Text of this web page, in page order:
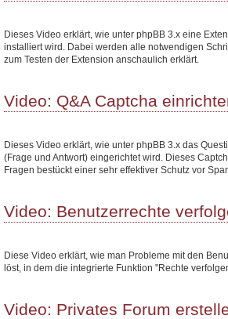
Dieses Video erklärt, wie unter phpBB 3.x eine
installiert wird. Dabei werden alle notwendigen
zum Testen der Extension anschaulich erklärt.
Video: Q&A Captcha
Dieses Video erklärt, wie unter phpBB 3.x das
(Frage und Antwort) eingerichtet wird. Dieses
Fragen bestückt einer sehr effektiver Schutz vor
Video: Benutzerrechte
Diese Video erklärt, wie man Probleme mit den
löst, in dem die integrierte Funktion "Rechte
Video: Privates Forum